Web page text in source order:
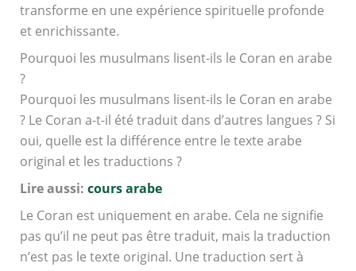
transforme en une expérience spirituelle profonde
et enrichissante.
Pourquoi les musulmans lisent-ils le Coran en arabe
?
Pourquoi les musulmans lisent-ils le Coran en arabe
? Le Coran a-t-il été traduit dans d’autres langues ? Si
oui, quelle est la différence entre le texte arabe
original et les traductions ?
Lire aussi: cours arabe
Le Coran est uniquement en arabe. Cela ne signifie
pas qu’il ne peut pas être traduit, mais la traduction
n’est pas le texte original. Une traduction sert à